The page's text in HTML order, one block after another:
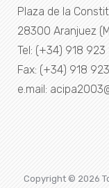
Plaza de la
28300 Aranjuez
Tel: (+34) 918 923
Fax: (+34) 918
e.mail:
Copyright © 2026